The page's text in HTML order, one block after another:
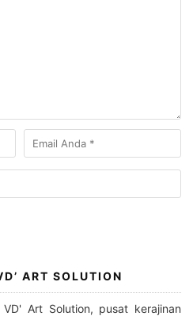
ART SOLUTION
Art Solution, pusat kerajinan